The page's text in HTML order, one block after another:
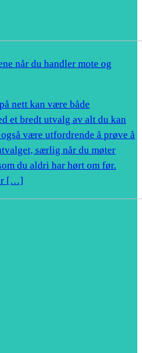
når du handler mote og
nett kan være både
et bredt utvalg av alt du kan
være utfordrende å prøve å
særlig når du møter
du aldri har hørt om før.
[…]